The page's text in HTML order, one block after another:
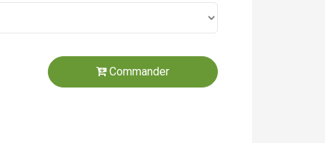
Commander